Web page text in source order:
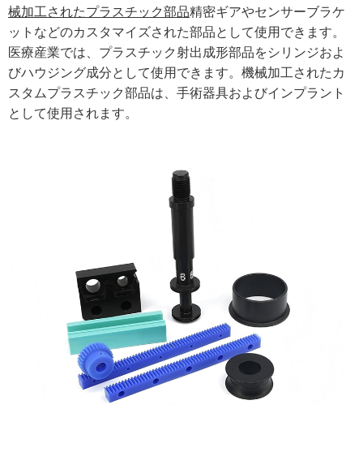
械加工されたプラスチック部品精密ギアやセンサーブラケ
ットなどのカスタマイズされた部品として使用できます。
医療産業では、プラスチック射出成形部品をシリンジおよ
びハウジング成分として使用できます。機械加工されたカ
スタムプラスチック部品は、手術器具およびインプラント
として使用されます。